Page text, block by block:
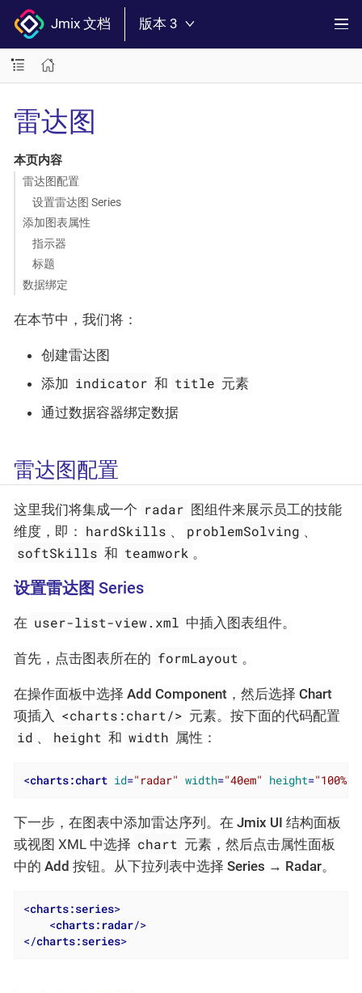
Jmix 文档 版本 3
雷达图
本页内容
雷达图配置
设置雷达图 Series
添加图表属性
指示器
标题
数据绑定
在本节中，我们将：
创建雷达图
添加 indicator 和 title 元素
通过数据容器绑定数据
雷达图配置
这里我们将集成一个 radar 图组件来展示员工的技能
维度，即： hardSkills 、 problemSolving 、
softSkills 和 teamwork 。
设置雷达图 Series
在 user-list-view.xml 中插入图表组件。
首先，点击图表所在的 formLayout 。
在操作面板中选择 Add Component ，然后选择 Chart
项插入 <charts:chart/> 元素。按下面的代码配置
id 、 height 和 width 属性：
<charts:chart id="radar" width="40em" height="100%"
下一步，在图表中添加雷达序列。在 Jmix UI 结构面板
或视图 XML 中选择 chart 元素，然后点击属性面板
中的 Add 按钮。从下拉列表中选择 Series → Radar。
<charts:series>
<charts:radar/>
</charts:series>